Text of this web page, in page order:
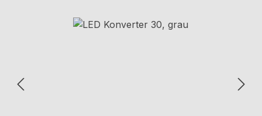
Bildergalerie überspringen